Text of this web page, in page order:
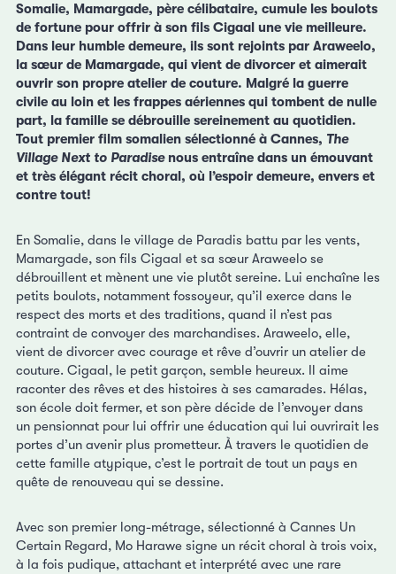
Somalie, Mamargade, père célibataire, cumule les boulots
de fortune pour offrir à son fils Cigaal une vie meilleure.
Dans leur humble demeure, ils sont rejoints par Araweelo,
la sœur de Mamargade, qui vient de divorcer et aimerait
ouvrir son propre atelier de couture. Malgré la guerre
civile au loin et les frappes aériennes qui tombent de nulle
part, la famille se débrouille sereinement au quotidien.
Tout premier film somalien sélectionné à Cannes, The
Village Next to Paradise nous entraîne dans un émouvant
et très élégant récit choral, où l’espoir demeure, envers et
contre tout!
En Somalie, dans le village de Paradis battu par les vents,
Mamargade, son fils Cigaal et sa sœur Araweelo se
débrouillent et mènent une vie plutôt sereine. Lui enchaîne les
petits boulots, notamment fossoyeur, qu’il exerce dans le
respect des morts et des traditions, quand il n’est pas
contraint de convoyer des marchandises. Araweelo, elle,
vient de divorcer avec courage et rêve d’ouvrir un atelier de
couture. Cigaal, le petit garçon, semble heureux. Il aime
raconter des rêves et des histoires à ses camarades. Hélas,
son école doit fermer, et son père décide de l’envoyer dans
un pensionnat pour lui offrir une éducation qui lui ouvrirait les
portes d’un avenir plus prometteur. À travers le quotidien de
cette famille atypique, c’est le portrait de tout un pays en
quête de renouveau qui se dessine.
Avec son premier long-métrage, sélectionné à Cannes Un
Certain Regard, Mo Harawe signe un récit choral à trois voix,
à la fois pudique, attachant et interprété avec une rare